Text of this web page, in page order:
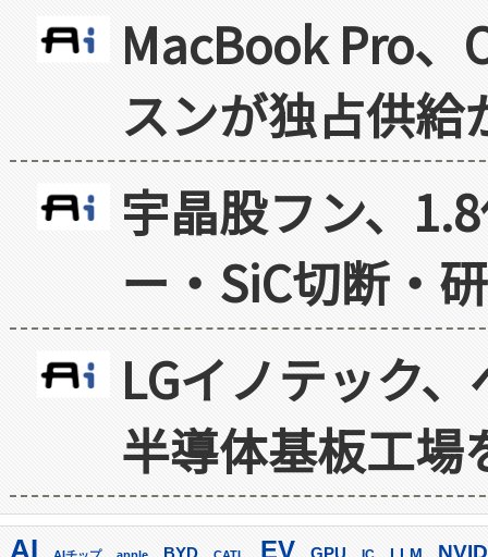
MacBook Pro
スンが独占供給
宇晶股フン、
ー・SiC切断・
LGイノテック
半導体基板工場
AI EV